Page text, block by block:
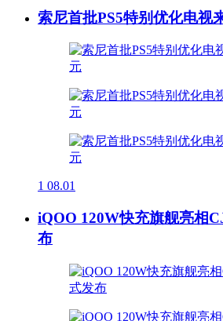
索尼首批PS5特别优化电视
1 08.01
iQOO 120W快充旗舰亮相
布